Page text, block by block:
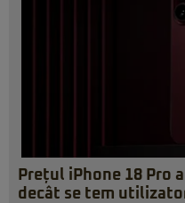
Prețul iPhone 18 Pro
decât se tem